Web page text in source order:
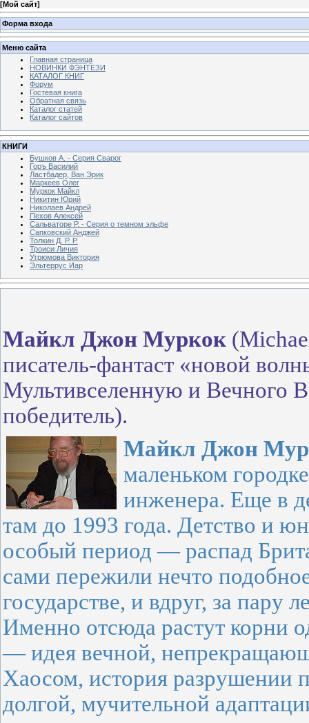
[Мой сайт]
Форма входа
Меню сайта
Главная страница
НОВИНКИ ФЭНТЕЗИ
КАТАЛОГ КНИГ
Форум
Гостевая книга
Обратная связь
Каталог статей
Каталог сайтов
КНИГИ
Бушков А. - Серия Сварог
Горъ Василий
Ластбадер, Ван Эрик
Маркеев Олег
Муркок Майкл
Никитин Юрий
Николаев Андрей
Пехов Алексей
Сальваторе Р. - Серия о темном эльфе
Сапковский Анджей
Толкин Д. Р. Р.
Троиси Личия
Угрюмова Виктория
Эльтеррус Иар
Майкл Джон Муркок
писатель-фантаст «новой
Мультивселенную и Вечного
победитель).
Майкл Джон
маленьком
инженера. Еще в
там до 1993 года. Детство и
особый период — распад
сами пережили нечто
государстве, и вдруг, за пару
Именно отсюда растут корни
— идея вечной,
Хаосом, история разрушении
долгой, мучительной